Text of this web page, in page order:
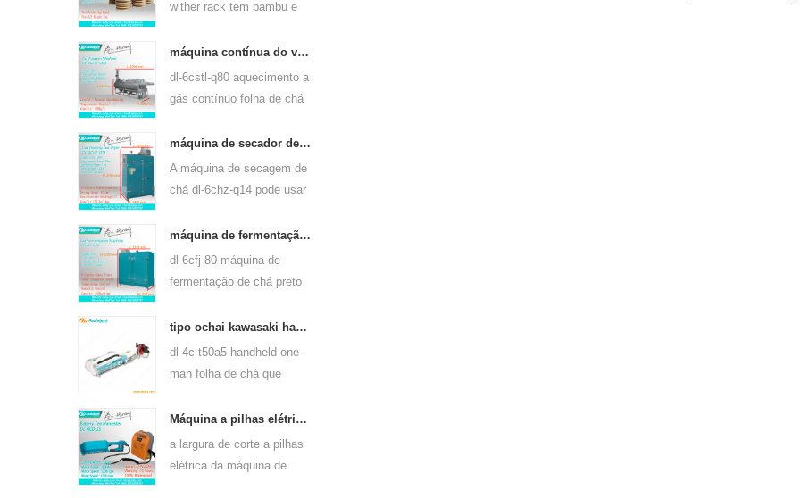
wither rack tem bambu e
pode usar para todos os
tipos de chá.
máquina contínua do vapor da folha do chá do aquecimento de gás para tipos do chá 6cstl-q80
dl-6cstl-q80 aquecimento a
gás contínuo folha de chá
usar para muitos tipos de
chá, tais como chá verde,
chá oolong e outros.
máquina de secador de folhas de chá verde a gás e aquecimento elétrico 6chz-q14
A máquina de secagem de
chá dl-6chz-q14 pode usar
elétrico, pode secar todos
os tipos de chá, como chá
verde, chá preto, chá
máquina de fermentação de chá preto inteligente 6cfj-80
dl-6cfj-80 máquina de
fermentação de chá preto
o processamento de chá
preto, deixe fermentar chá
preto melhor.
tipo ochai kawasaki handheld one-man folha de chá que arranca a máquina de colheita 4c-t50a5
dl-4c-t50a5 handheld one-
man folha de chá que
da máquina é 450mm,
500mm, 600mm, use o
motor a gasolina huasheng
Máquina a pilhas elétrica 4cd-35 do chá da folha de chá da largura do corte de 350mm que arranca
a largura de corte a pilhas
elétrica da máquina de